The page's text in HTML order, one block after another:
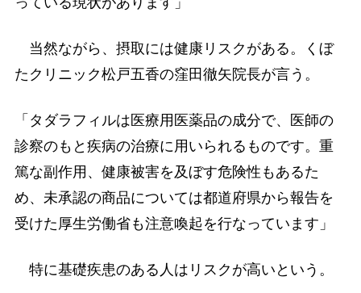
当然ながら、摂取には健康リスクがある。くぼ
たクリニック松戸五香の窪田徹矢院長が言う。
「タダラフィルは医療用医薬品の成分で、医師の
診察のもと疾病の治療に用いられるものです。重
篤な副作用、健康被害を及ぼす危険性もあるた
め、未承認の商品については都道府県から報告を
受けた厚生労働省も注意喚起を行なっています」
特に基礎疾患のある人はリスクが高いという。